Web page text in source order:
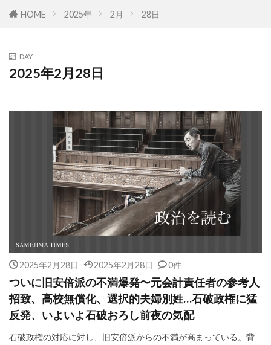
HOME 2025年 2月 28日
DAY
2025年2月28日
2025年2月28日 2025年2月28日 0件
ついに旧安倍派の不満爆発〜元会計責任者の参考人
招致、高校無償化、選択的夫婦別姓…石破政権に猛
反発、いよいよ石破おろし前夜の気配
石破政権の対応に対し、旧安倍派からの不満が高まっている。背